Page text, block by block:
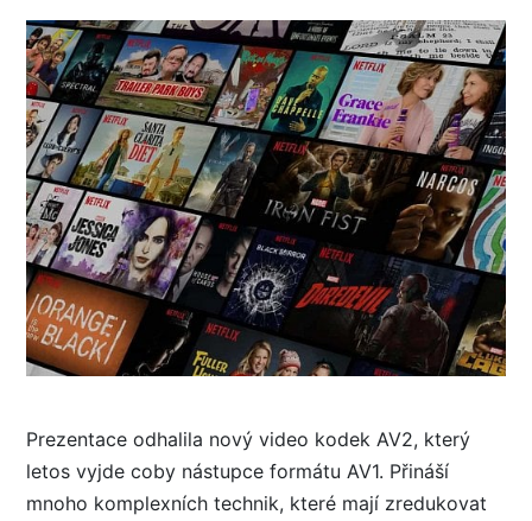
Prezentace odhalila nový video kodek AV2, který
letos vyjde coby nástupce formátu AV1. Přináší
mnoho komplexních technik, které mají zredukovat